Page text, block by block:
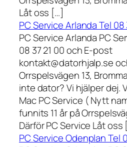
Låt oss […]
PC Service Arlanda Tel 08
PC Service Arlanda PC
08 37 21 00 och E-post
kontakt@datorhjalp.se
Orrspelsvägen 13,
inte dator? Vi hjälper dej.
Mac PC Service ( Nytt
funnits 11 år på
Därför PC Service Låt oss
PC Service Odenplan Tel